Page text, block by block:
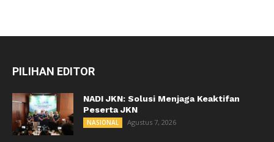
PILIHAN EDITOR
NADI JKN: Solusi Menjaga Keaktifan
Peserta JKN
NASIONAL Agustus 7, 2026